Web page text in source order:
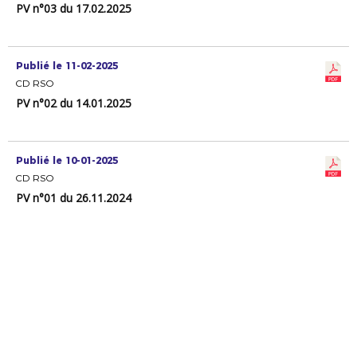
PV n°03 du 17.02.2025
Publié le 11-02-2025
CD RSO
PV n°02 du 14.01.2025
Publié le 10-01-2025
CD RSO
PV n°01 du 26.11.2024